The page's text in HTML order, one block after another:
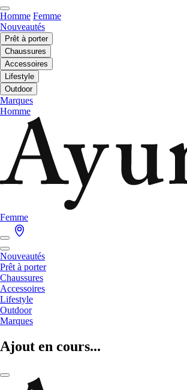
Homme Femme
Nouveautés
Prêt à porter
Chaussures
Accessoires
Lifestyle
Outdoor
Marques
Homme
Femme
Nouveautés
Prêt à porter
Chaussures
Accessoires
Lifestyle
Outdoor
Marques
Ajout en cours...